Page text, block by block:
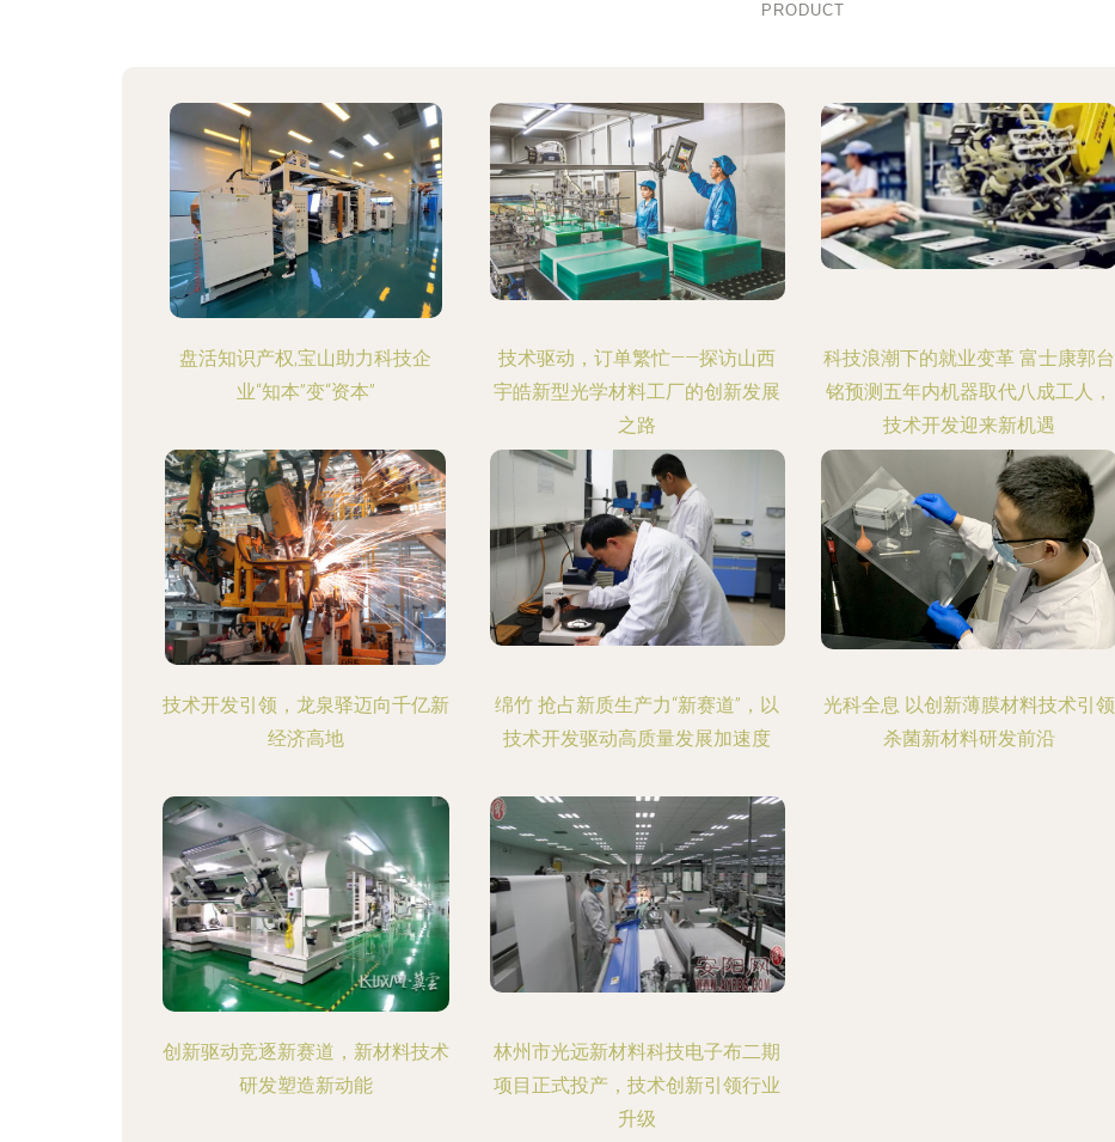
PRODUCT
盘活知识产权,宝山助力科技企
业“知本”变“资本”
技术驱动，订单繁忙——探访山西
宇皓新型光学材料工厂的创新发展
之路
科技浪潮下的就业变革 富士康郭台
铭预测五年内机器取代八成工人，
技术开发迎来新机遇
技术开发引领，龙泉驿迈向千亿新
经济高地
绵竹 抢占新质生产力“新赛道”，以
技术开发驱动高质量发展加速度
光科全息 以创新薄膜材料技术引领
杀菌新材料研发前沿
创新驱动竞逐新赛道，新材料技术
研发塑造新动能
林州市光远新材料科技电子布二期
项目正式投产，技术创新引领行业
升级